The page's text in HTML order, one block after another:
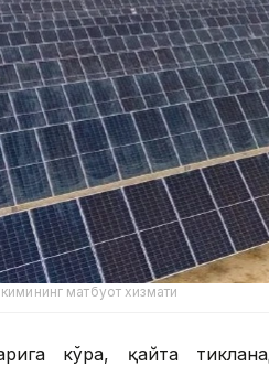
матбуот хизмати
кўра, қайта